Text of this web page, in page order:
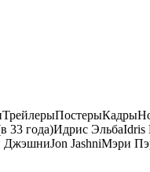
33 года)Идрис ЭльбаIdris
ДжэшниJon JashniМэри